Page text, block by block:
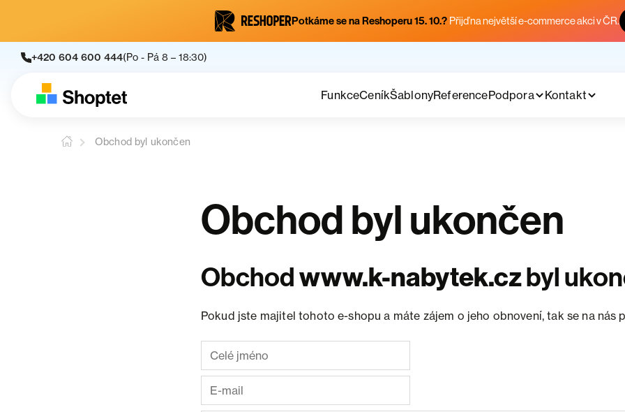
Potkáme se na Reshoperu 15. 10.? Přijď na největší e-commerce akci v ČR.
+420 604 600 444(Po - Pá 8 – 18:30)
FunkceCeníkŠablonyReferencePodpora Kontakt
Obchod byl ukončen
Obchod byl ukončen
Obchodwww.k-nabytek.czbyl
Pokud jste majitel tohoto e-shopu a máte zájem o jeho obnovení, tak se na nás